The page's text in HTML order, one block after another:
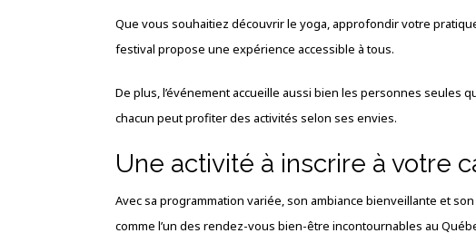
Que vous souhaitiez découvrir le yoga, approfondir votre
festival propose une expérience accessible à tous.
De plus, l’événement accueille aussi bien les personnes seules
chacun peut profiter des activités selon ses envies.
Une activité à inscrire à votre
Avec sa programmation variée, son ambiance bienveillante et
comme l’un des rendez-vous bien-être incontournables au